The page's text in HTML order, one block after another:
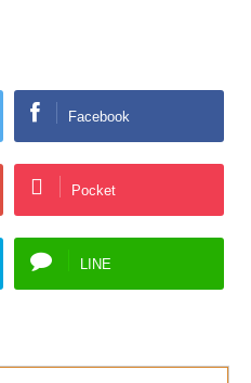
Facebook
Pocket
LINE